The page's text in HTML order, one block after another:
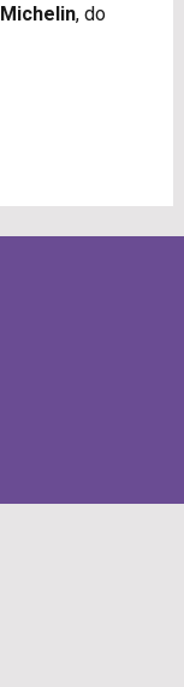
Michelin, do